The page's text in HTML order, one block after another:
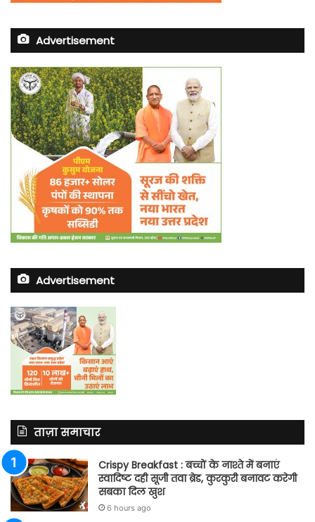
Advertisement
Advertisement
ताज़ा समाचार
Crispy Breakfast : बच्चों के नाश्ते में बनाएं
स्वादिष्ट दही सूजी तवा ब्रेड, कुरकुरी बनावट करेगी
सबका दिल खुश
6 hours ago